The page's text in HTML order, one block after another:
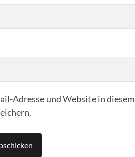
Adresse und Website in